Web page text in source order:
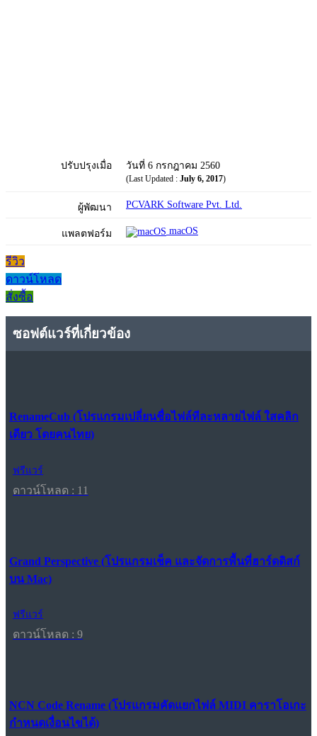
ปรับปรุงเมื่อ วันที่ 6 กรกฎาคม 2560
(Last Updated : July 6, 2017)
ผู้พัฒนา PCVARK Software Pvt. Ltd.
แพลตฟอร์ม macOS
รีวิว
ดาวน์โหลด
สั่งซื้อ
ซอฟต์แวร์ที่เกี่ยวข้อง
RenameCub (โปรแกรมเปลี่ยนชื่อไฟล์ทีละหลายไฟล์ ใสคลิก
เดียว โดยคนไทย)
ฟรีแวร์
ดาวน์โหลด : 11
Grand Perspective (โปรแกรมเช็ค และจัดการพื้นที่ฮาร์ดดิสก์
บน Mac)
ฟรีแวร์
ดาวน์โหลด : 9
NCN Code Rename (โปรแกรมคัดแยกไฟล์ MIDI คาราโอเกะ
กำหนดเงื่อนไขได้)